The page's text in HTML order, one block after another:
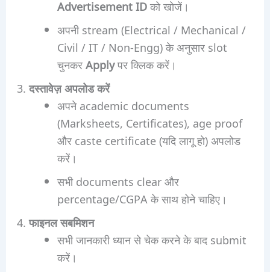
Advertisement IDको खोजें।
अपनी stream (Electrical / Mechanical /
Civil / IT / Non-Engg) के अनुसार slot
चुनकरApplyपर क्लिक करें।
दस्तावेज़ अपलोड करें
अपने academic documents
(Marksheets, Certificates), age proof
और caste certificate (यदि लागू हो) अपलोड
करें।
सभी documents clear और
percentage/CGPA के साथ होने चाहिए।
फाइनल सबमिशन
सभी जानकारी ध्यान से चेक करने के बाद submit
करें।